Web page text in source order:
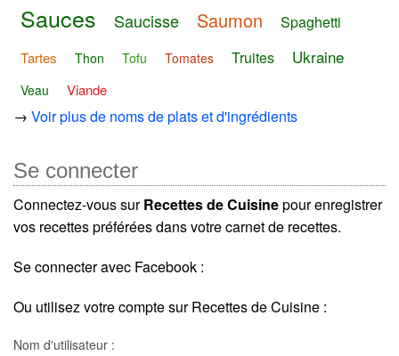
Sauces Saucisse Saumon Spaghetti
Tartes Thon Tofu Tomates Truites Ukraine
Veau Viande
→ Voir plus de noms de plats et d'ingrédients
Se connecter
Connectez-vous surRecettes de Cuisinepour enregistrer
vos recettes préférées dans votre carnet de recettes.
Se connecter avec Facebook :
Ou utilisez votre compte sur Recettes de Cuisine :
Nom d'utilisateur :